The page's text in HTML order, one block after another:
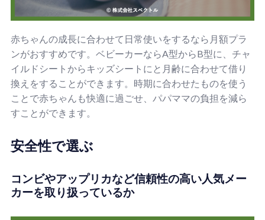
赤ちゃんの成長に合わせて日常使いをするなら月額プラ
ンがおすすめです。ベビーカーならA型からB型に、チャ
イルドシートからキッズシートにと月齢に合わせて借り
換えをすることができます。時期に合わせたものを使う
ことで赤ちゃんも快適に過ごせ、パパママの負担を減ら
すことができます。
安全性で選ぶ
コンビやアップリカなど信頼性の高い人気メー
カーを取り扱っているか